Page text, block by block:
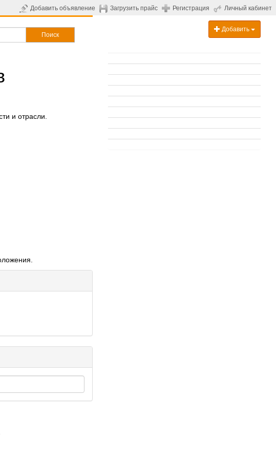
Добавить объявление Загрузить прайс Регистрация Личный кабинет
Поиск
Добавить
и отрасли.